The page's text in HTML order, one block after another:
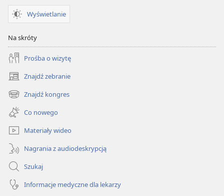
Wyświetlanie
Na skróty
Prośba o wizytę
Znajdź zebranie
(opens
new
window)
Znajdź kongres
(opens
new
window)
Co nowego
Materiały wideo
Nagrania z audiodeskrypcją
Szukaj
Informacje medyczne dla lekarzy